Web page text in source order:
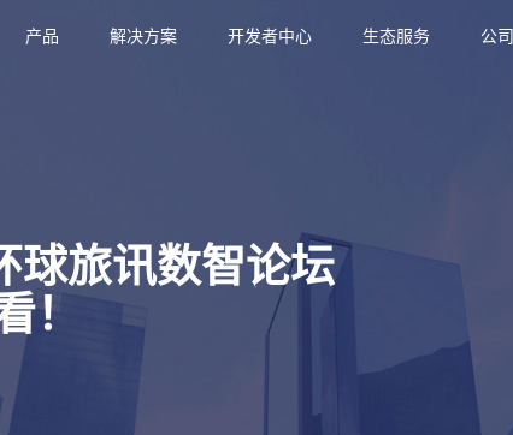
产品 解决方案 开发者中心 生态服务 公司
球旅讯数智论坛
！